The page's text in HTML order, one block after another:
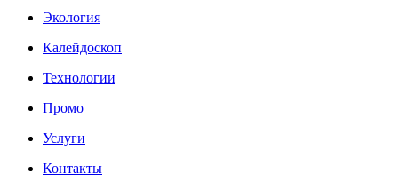
Экология
Калейдоскоп
Технологии
Промо
Услуги
Контакты